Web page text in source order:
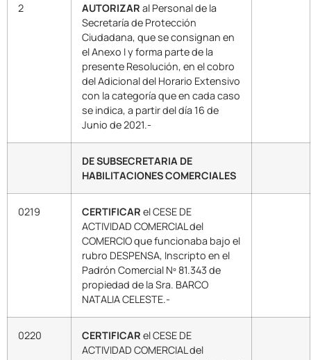
2 AUTORIZAR al Personal de la
Secretaría de Protección
Ciudadana, que se consignan en
el Anexo I y forma parte de la
presente Resolución, en el cobro
del Adicional del Horario Extensivo
con la categoría que en cada caso
se indica, a partir del día 16 de
Junio de 2021.-
DE SUBSECRETARIA DE
HABILITACIONES COMERCIALES
0219 CERTIFICAR el CESE DE
ACTIVIDAD COMERCIAL del
COMERCIO que funcionaba bajo el
rubro DESPENSA, Inscripto en el
Padrón Comercial Nº 81.343 de
propiedad de la Sra. BARCO
NATALIA CELESTE.-
0220 CERTIFICAR el CESE DE
ACTIVIDAD COMERCIAL del